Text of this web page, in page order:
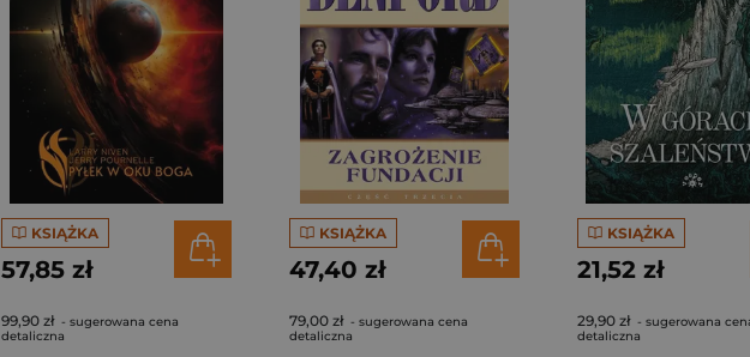
KSIĄŻKA
57,85 zł
99,90 zł - sugerowana cena
detaliczna
KSIĄŻKA
47,40 zł
79,00 zł - sugerowana cena
detaliczna
KSIĄŻKA
21,52 zł
29,90 zł - sugerowana
detaliczna